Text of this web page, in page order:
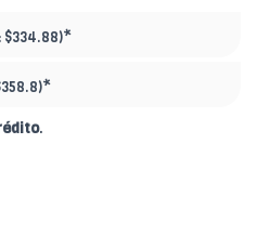
$334.88)*
*
.